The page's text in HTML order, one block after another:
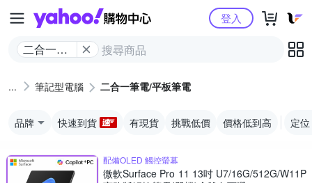
Yahoo購物中心
二合一筆
電
登入
筆記型電腦 二合一筆電/平板筆電
品牌 快速到貨 有現貨 挑戰低價 價格低到高 定位
配備OLED 觸控螢幕
微軟Surface Pro 11 13吋 U7/16G/512G/W11P